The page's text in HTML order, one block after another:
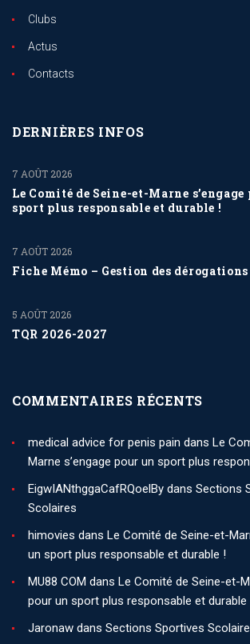
Clubs
Actus
Contacts
DERNIÈRES INFOS
Le Comité de Seine-et-Marne s’engage
sport plus responsable et durable !
7 AOÛT 2026
Fiche Mémo – Gestion des dérogations
7 AOÛT 2026
TQR 2026-2027
5 AOÛT 2026
COMMENTAIRES RÉCENTS
medical advice for penis pain dans Le
Marne s’engage pour un sport plus
EigwIANthggaCafRQoelBy dans Sections
Scolaires
himovies dans Le Comité de Seine-et-
un sport plus responsable et durable !
MU88 COM dans Le Comité de Seine-et-
pour un sport plus responsable et durable
Jaronaw dans Sections Sportives